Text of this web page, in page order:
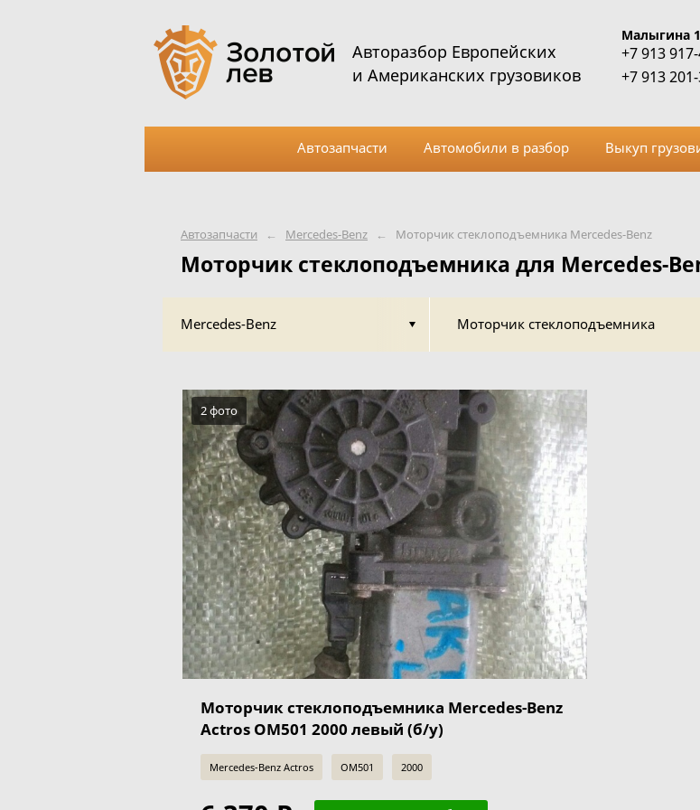
Автозапчасти ← Mercedes-Benz ← Моторчик стеклоподъемника Mercedes-Benz
Моторчик стеклоподъемника для Mercedes-
Mercedes-Benz Моторчик стеклоподъемника
2 фото
Моторчик стеклоподъемника Mercedes-Benz
Actros OM501 2000 левый (б/у)
Mercedes-Benz Actros OM501 2000
Авторазбор Европейских
и Американских грузовиков
Малыгина
+7 913
+7 913
Автозапчасти Автомобили в разбор Выкуп